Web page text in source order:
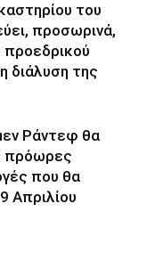
του
προσωρινά,
διάλυση της
Ράντεφ θα
πρόωρες
που θα
Απριλίου